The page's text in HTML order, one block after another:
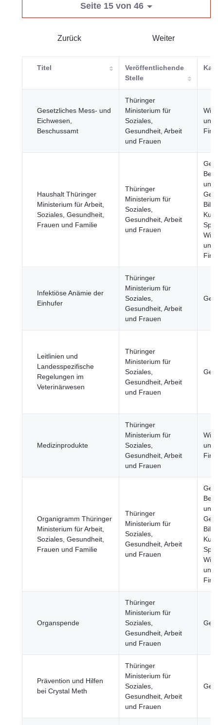
Seite 15 von 46
Zurück Weiter
Titel
Veröffentlichende
Stelle
Gesetzliches Mess- und
Eichwesen,
Beschussamt
Thüringer
Ministerium für
Soziales,
Gesundheit, Arbeit
und Frauen
und
Haushalt Thüringer
Ministerium für Arbeit,
Soziales, Gesundheit,
Frauen und Familie
Thüringer
Ministerium für
Soziales,
Gesundheit, Arbeit
und Frauen
und
und
Infektiöse Anämie der
Einhufer
Thüringer
Ministerium für
Soziales,
Gesundheit, Arbeit
und Frauen
Leitlinien und
Landesspezifische
Regelungen im
Veterinärwesen
Thüringer
Ministerium für
Soziales,
Gesundheit, Arbeit
und Frauen
Medizinprodukte
Thüringer
Ministerium für
Soziales,
Gesundheit, Arbeit
und Frauen
und
Organigramm Thüringer
Ministerium für Arbeit,
Soziales, Gesundheit,
Frauen und Familie
Thüringer
Ministerium für
Soziales,
Gesundheit, Arbeit
und Frauen
und
und
Organspende
Thüringer
Ministerium für
Soziales,
Gesundheit, Arbeit
und Frauen
Prävention und Hilfen
bei Crystal Meth
Thüringer
Ministerium für
Soziales,
Gesundheit, Arbeit
und Frauen